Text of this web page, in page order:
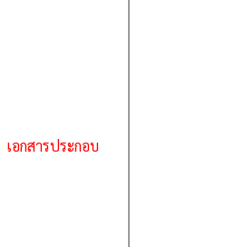
เอกสารประกอบ